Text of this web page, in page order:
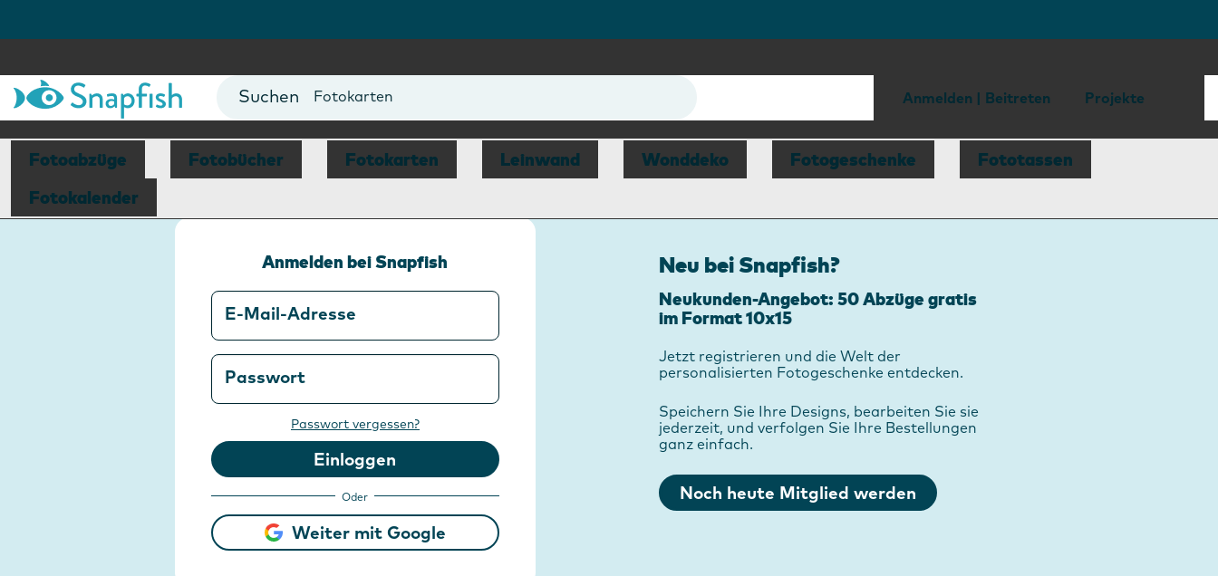
Fotobücher
Fotokarten
Fototassen
Fotokalender
Anmelden | Beitreten Projekte
Fotoabzüge Fotobücher Fotokarten Leinwand Wonddeko Fotogeschenke
Fototassen
Fotokalender
Anmelden bei Snapfish
E-Mail-Adresse
Passwort
Passwort vergessen?
Einloggen
Oder
Weiter mit Google
Neu bei Snapfish?
Neukunden-Angebot: 50 Abzüge gratis
im Format 10x15
Jetzt registrieren und die Welt der
personalisierten Fotogeschenke entdecken.
Speichern Sie Ihre Designs, bearbeiten Sie sie
jederzeit, und verfolgen Sie Ihre Bestellungen
ganz einfach.
Noch heute Mitglied werden